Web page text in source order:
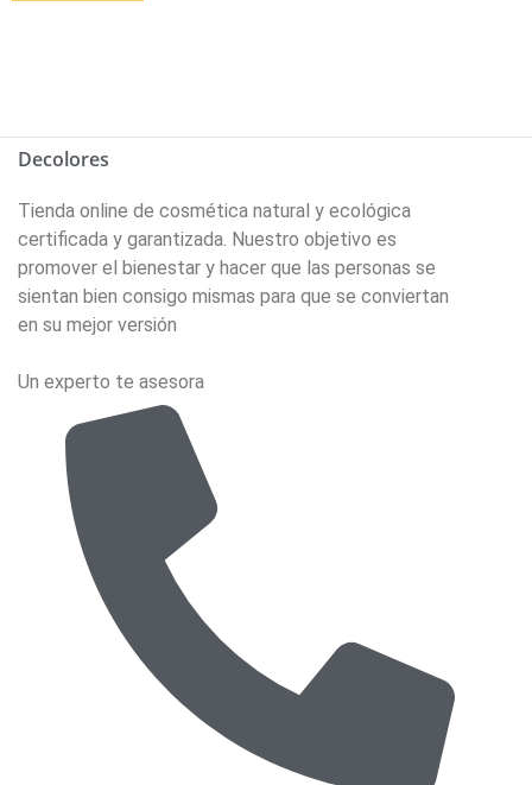
Decolores
Tienda online de cosmética natural y ecológica
certificada y garantizada. Nuestro objetivo es
promover el bienestar y hacer que las personas se
sientan bien consigo mismas para que se conviertan
en su mejor versión
Un experto te asesora